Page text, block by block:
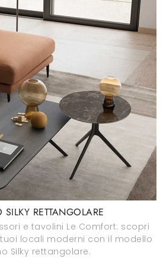
SILKY RETTANGOLARE
e tavolini Le Comfort: scopri
locali moderni con il modello
Silky rettangolare.